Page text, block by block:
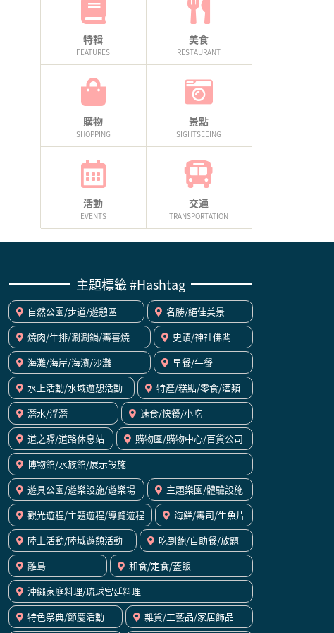
特輯
FEATURES
美食
RESTAURANT
購物
SHOPPING
景點
SIGHTSEEING
活動
EVENTS
交通
TRANSPORTATION
主題標籤 #Hashtag
自然公園/步道/遊憩區
名勝/絕佳美景
燒肉/牛排/涮涮鍋/壽喜燒
史蹟/神社佛閣
海灘/海岸/海濱/沙灘
早餐/午餐
水上活動/水域遊憩活動
特產/糕點/零食/酒類
潛水/浮潛
速食/快餐/小吃
道之驛/道路休息站
購物區/購物中心/百貨公司
博物館/水族館/展示設施
遊具公園/遊樂設施/遊樂場
主題樂園/體驗設施
觀光遊程/主題遊程/導覽遊程
海鮮/壽司/生魚片
陸上活動/陸域遊憩活動
吃到飽/自助餐/放題
離島
和食/定食/蓋飯
沖繩家庭料理/琉球宮廷料理
特色祭典/節慶活動
雜貨/工藝品/家居飾品